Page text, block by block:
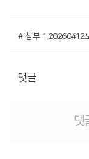
# 첨부 1.20260412
댓글
댓